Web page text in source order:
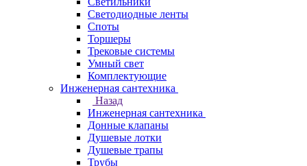
Светодиодные ленты
Споты
Торшеры
Трековые системы
Умный свет
Комплектующие
Инженерная сантехника
Назад
Инженерная сантехника
Донные клапаны
Душевые лотки
Душевые трапы
Трубы